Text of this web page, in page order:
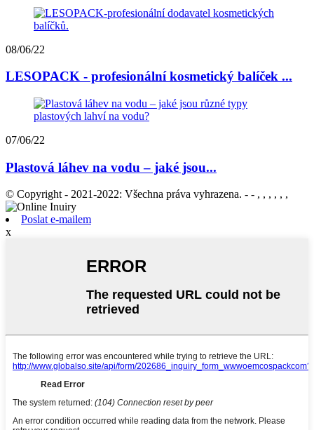
08/06/22
LESOPACK - profesionální kosmetický balíček ...
07/06/22
Plastová láhev na vodu – jaké jsou...
© Copyright - 2021-2022: Všechna práva vyhrazena. - - , , , , , ,
Poslat e-mailem
x